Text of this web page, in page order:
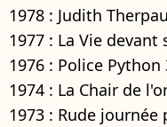
1978 : Judith
1977 : La Vie
1976 : Police
1974 : La Chair de
1973 : Rude